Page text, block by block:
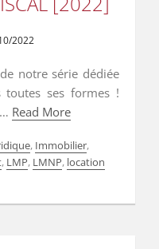
2022
notre série dédiée
ses formes !
… Read More
, Immobilier,
, LMP, LMNP, location